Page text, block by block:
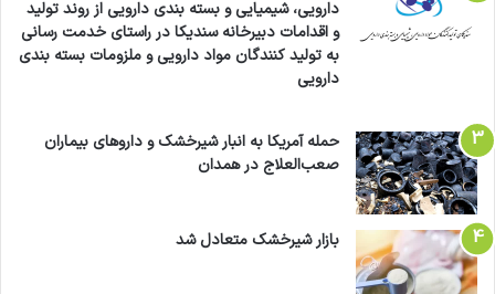
دارویی، شیمیایی و بسته بندی دارویی از روند تولید
و اقدامات دبیرخانه سندیکا در راستای خدمت رسانی
به تولید کنندگان مواد دارویی و ملزومات بسته بندی
دارویی
حمله آمریکا به انبار شیرخشک و داروهای بیماران
صعب‌العلاج در همدان
بازار شیرخشک متعادل شد